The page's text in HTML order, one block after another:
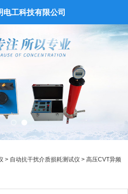
电工科技有限公司
> 自动抗干扰介质损耗测试仪 > 高压CVT异频